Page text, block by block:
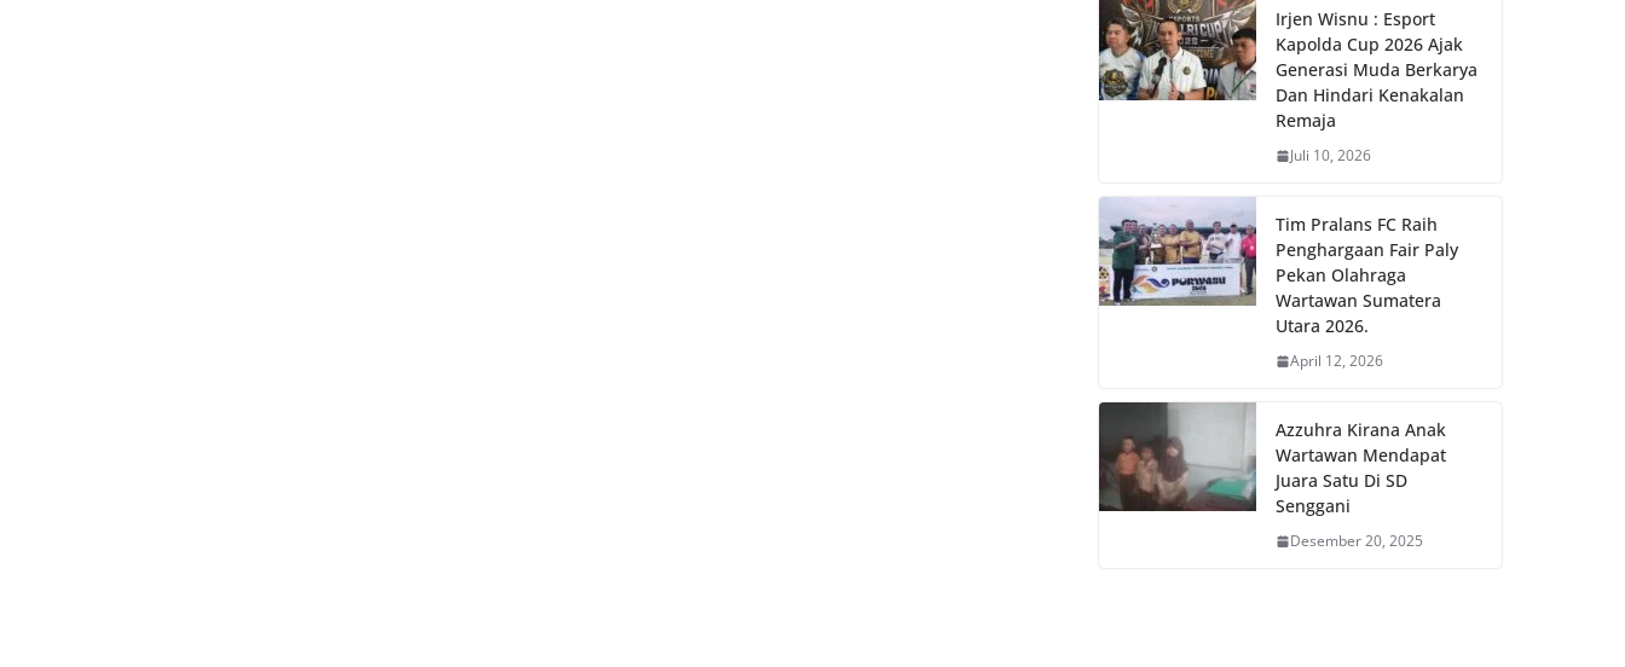
Irjen Wisnu : Esport
Kapolda Cup 2026 Ajak
Generasi Muda Berkarya
Dan Hindari Kenakalan
Remaja
Juli 10, 2026
Tim Pralans FC Raih
Penghargaan Fair Paly
Pekan Olahraga
Wartawan Sumatera
Utara 2026.
April 12, 2026
Azzuhra Kirana Anak
Wartawan Mendapat
Juara Satu Di SD
Senggani
Desember 20, 2025